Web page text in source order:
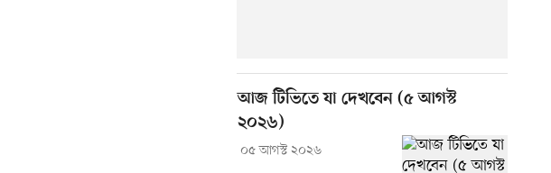
আজ টিভিতে যা দেখবেন (৫ আগস্ট
২০২৬)
০৫ আগস্ট ২০২৬